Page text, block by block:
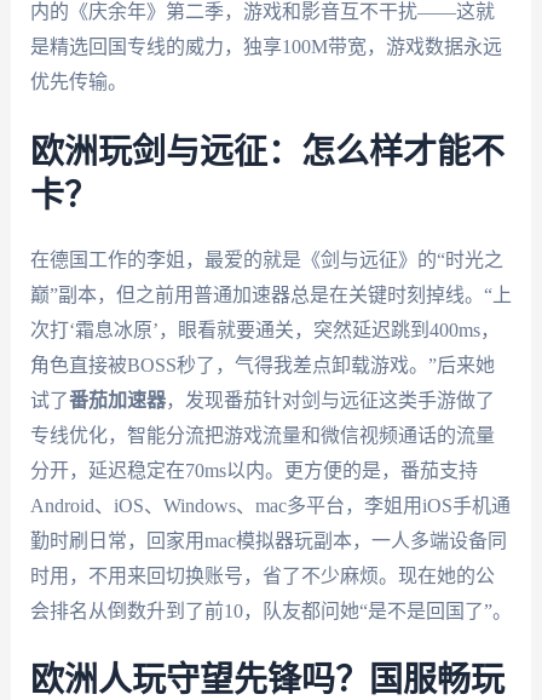
内的《庆余年》第二季，游戏和影音互不干扰——这就
是精选回国专线的威力，独享100M带宽，游戏数据永远
优先传输。
欧洲玩剑与远征：怎么样才能不
卡？
在德国工作的李姐，最爱的就是《剑与远征》的“时光之
巅”副本，但之前用普通加速器总是在关键时刻掉线。“上
次打‘霜息冰原’，眼看就要通关，突然延迟跳到400ms，
角色直接被BOSS秒了，气得我差点卸载游戏。”后来她
试了番茄加速器，发现番茄针对剑与远征这类手游做了
专线优化，智能分流把游戏流量和微信视频通话的流量
分开，延迟稳定在70ms以内。更方便的是，番茄支持
Android、iOS、Windows、mac多平台，李姐用iOS手机通
勤时刷日常，回家用mac模拟器玩副本，一人多端设备同
时用，不用来回切换账号，省了不少麻烦。现在她的公
会排名从倒数升到了前10，队友都问她“是不是回国了”。
欧洲人玩守望先锋吗？国服畅玩